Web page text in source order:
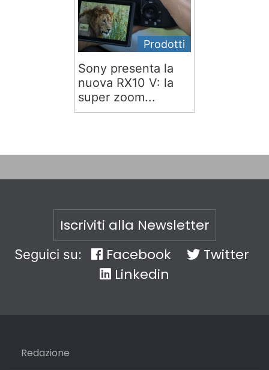
Prodotti
Sony presenta la
nuova RX10 V: la
super zoom...
Iscriviti alla Newsletter
Seguici su: Facebook
Twitter
Linkedin
Redazione